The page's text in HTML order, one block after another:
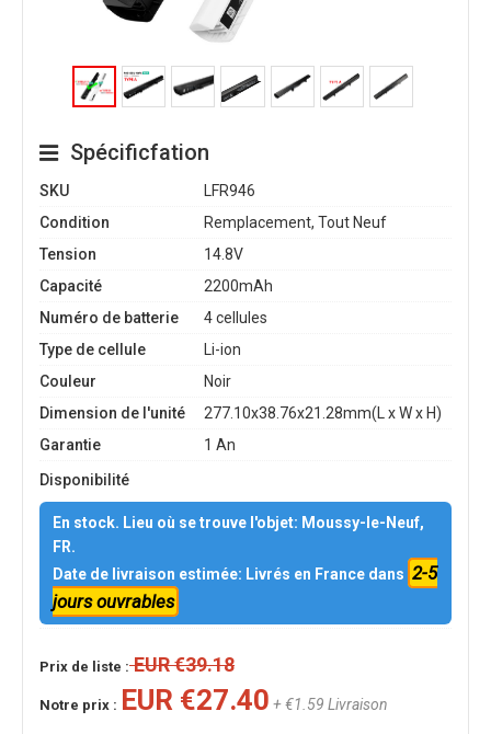
Spécificfation
SKU
LFR946
Condition
Remplacement, Tout Neuf
Tension
14.8V
Capacité
2200mAh
Numéro de batterie
4 cellules
Type de cellule
Li-ion
Couleur
Noir
Dimension de l'unité
277.10x38.76x21.28mm(L x W x H)
Garantie
1 An
Disponibilité
En stock. Lieu où se trouve l'objet: Moussy-le-Neuf,
FR.
Date de livraison estimée: Livrés en France dans 2-5
jours ouvrables
Prix de liste :EUR €39.18
Notre prix : EUR €27.40 + €1.59 Livraison